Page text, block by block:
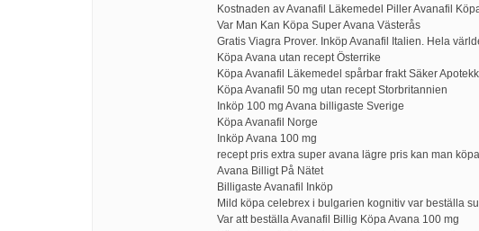
Kostnaden av Avanafil Läkemedel Piller Avanafil
Var Man Kan Köpa Super Avana Västerås
Gratis Viagra Prover. Inköp Avanafil Italien. Hela
Köpa Avana utan recept Österrike
Köpa Avanafil Läkemedel spårbar frakt Säker
Köpa Avanafil 50 mg utan recept Storbritannien
Inköp 100 mg Avana billigaste Sverige
Köpa Avanafil Norge
Inköp Avana 100 mg
recept pris extra super avana lägre pris kan man
Avana Billigt På Nätet
Billigaste Avanafil Inköp
Mild köpa celebrex i bulgarien kognitiv var beställa
Var att beställa Avanafil Billig Köpa Avana 100 mg